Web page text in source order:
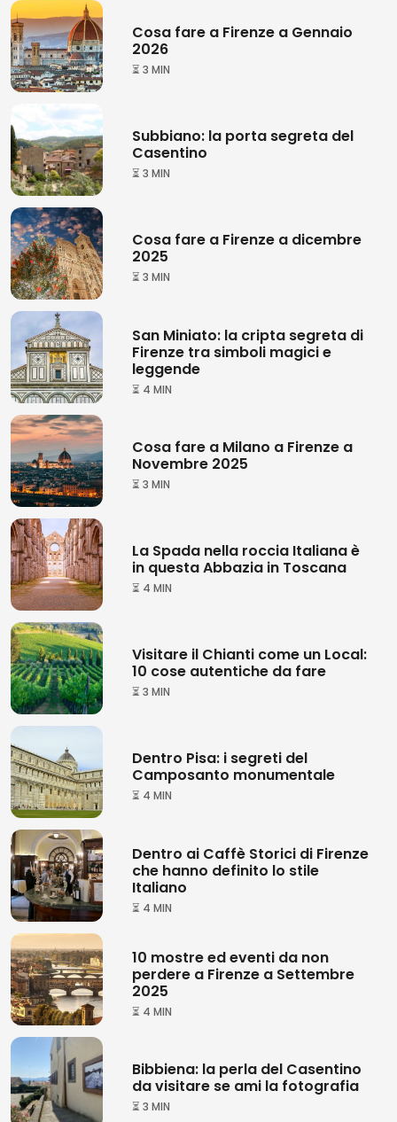
Cosa fare a Firenze a Gennaio
2026
⏳ 3 MIN
Subbiano: la porta segreta del
Casentino
⏳ 3 MIN
Cosa fare a Firenze a dicembre
2025
⏳ 3 MIN
San Miniato: la cripta segreta di
Firenze tra simboli magici e
leggende
⏳ 4 MIN
Cosa fare a Milano a Firenze a
Novembre 2025
⏳ 3 MIN
La Spada nella roccia Italiana è
in questa Abbazia in Toscana
⏳ 4 MIN
Visitare il Chianti come un Local:
10 cose autentiche da fare
⏳ 3 MIN
Dentro Pisa: i segreti del
Camposanto monumentale
⏳ 4 MIN
Dentro ai Caffè Storici di Firenze
che hanno definito lo stile
Italiano
⏳ 4 MIN
10 mostre ed eventi da non
perdere a Firenze a Settembre
2025
⏳ 4 MIN
Bibbiena: la perla del Casentino
da visitare se ami la fotografia
⏳ 3 MIN